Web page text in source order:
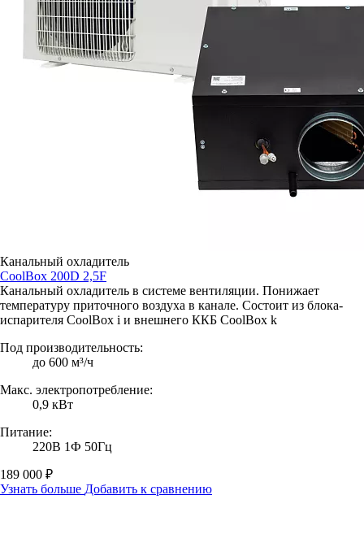
Канальный охладитель
CoolBox 200D 2,5F
Канальный охладитель в системе вентиляции. Понижает
температуру приточного воздуха в канале. Состоит из блока-
испарителя CoolBox i и внешнего ККБ CoolBox k
Под производительность:
до 600 м³/ч
Макс. электропотребление:
0,9 кВт
Питание:
220В 1Ф 50Гц
189 000 ₽
Узнать больше Добавить к сравнению